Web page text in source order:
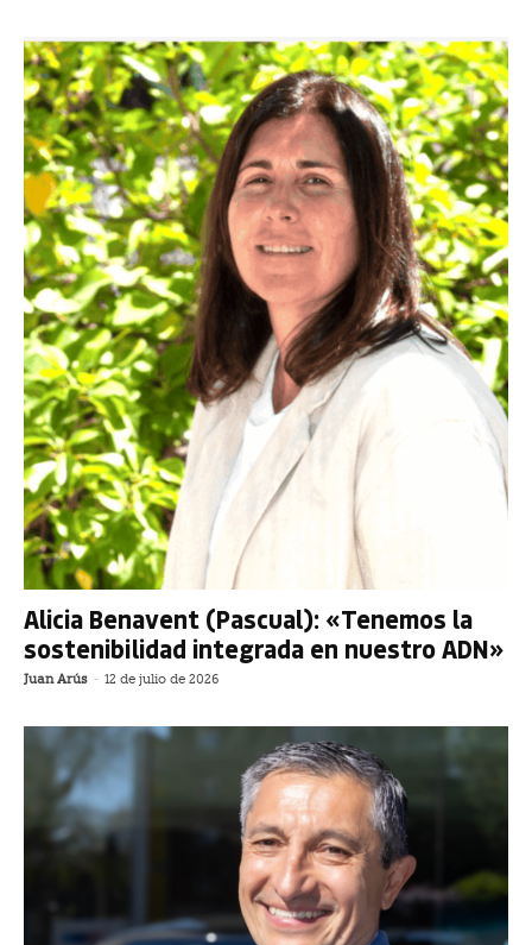
Alicia Benavent (Pascual): «Tenemos la
sostenibilidad integrada en nuestro ADN»
Juan Arús - 12 de julio de 2026